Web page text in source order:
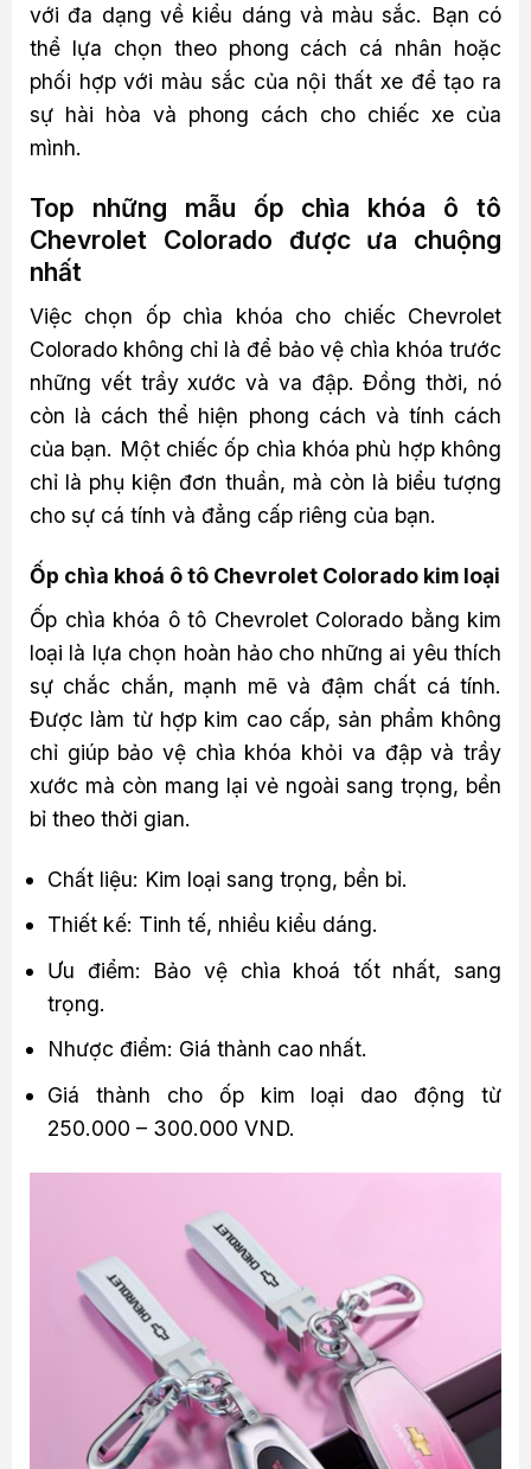
với đa dạng về kiểu dáng và màu sắc. Bạn có
thể lựa chọn theo phong cách cá nhân hoặc
phối hợp với màu sắc của nội thất xe để tạo ra
sự hài hòa và phong cách cho chiếc xe của
mình.
Top những mẫu ốp chìa khóa ô tô
Chevrolet Colorado được ưa chuộng
nhất
Việc chọn ốp chìa khóa cho chiếc Chevrolet
Colorado không chỉ là để bảo vệ chìa khóa trước
những vết trầy xước và va đập. Đồng thời, nó
còn là cách thể hiện phong cách và tính cách
của bạn. Một chiếc ốp chìa khóa phù hợp không
chỉ là phụ kiện đơn thuần, mà còn là biểu tượng
cho sự cá tính và đẳng cấp riêng của bạn.
Ốp chìa khoá ô tô Chevrolet Colorado kim loại
Ốp chìa khóa ô tô Chevrolet Colorado bằng kim
loại là lựa chọn hoàn hảo cho những ai yêu thích
sự chắc chắn, mạnh mẽ và đậm chất cá tính.
Được làm từ hợp kim cao cấp, sản phẩm không
chỉ giúp bảo vệ chìa khóa khỏi va đập và trầy
xước mà còn mang lại vẻ ngoài sang trọng, bền
bỉ theo thời gian.
Chất liệu: Kim loại sang trọng, bền bỉ.
Thiết kế: Tinh tế, nhiều kiểu dáng.
Ưu điểm: Bảo vệ chìa khoá tốt nhất, sang
trọng.
Nhược điểm: Giá thành cao nhất.
Giá thành cho ốp kim loại dao động từ
250.000 – 300.000 VND.